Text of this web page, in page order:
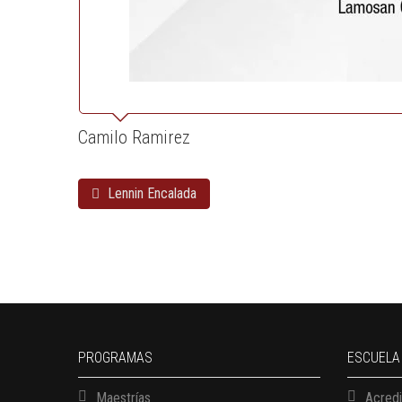
Camilo Ramirez
Lennin Encalada
PROGRAMAS
Maestrías